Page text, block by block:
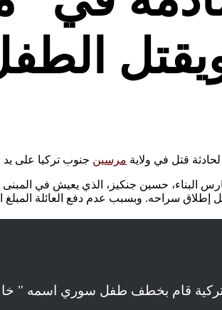
قتل في ولاية مرسين جنوب تركيا على
قام بخطف طفل سوري اسمه " خالد حياني"